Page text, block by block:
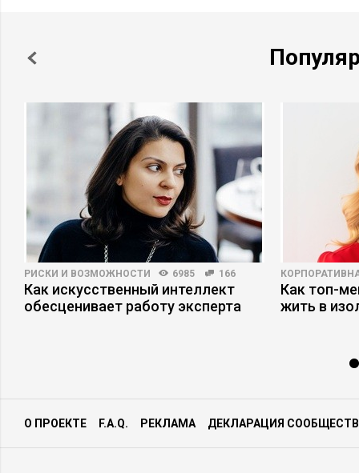
РИСКИ И ВОЗМОЖНОСТИ 6985 166
Как искусственный интеллект
обесценивает работу эксперта
Как топ-
жить в
О ПРОЕКТЕ F.A.Q. РЕКЛАМА ДЕКЛАРАЦИЯ